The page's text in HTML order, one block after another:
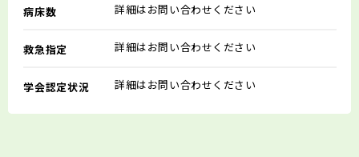
病床数 詳細はお問い合わせください
救急指定 詳細はお問い合わせください
学会認定状況 詳細はお問い合わせください